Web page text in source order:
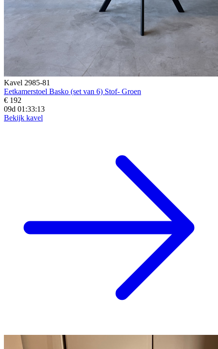
Kavel 2985-81
Eetkamerstoel Basko (set van 6) Stof- Groen
€ 192
09d 01:33:12
Bekijk kavel